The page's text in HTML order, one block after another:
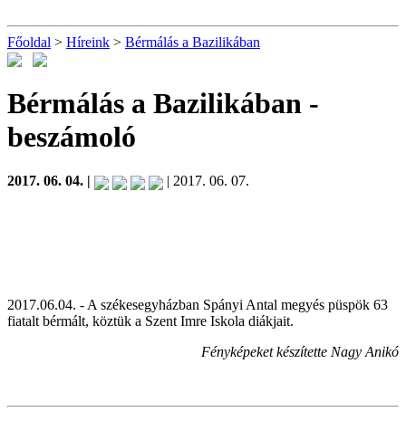
Főoldal > Híreink > Bérmálás a Bazilikában
Bérmálás a Bazilikában -
beszámoló
2017. 06. 04. | | 2017. 06. 07.
2017.06.04. - A székesegyházban Spányi Antal megyés püspök 63
fiatalt bérmált, köztük a Szent Imre Iskola diákjait.
Fényképeket készítette Nagy Anikó